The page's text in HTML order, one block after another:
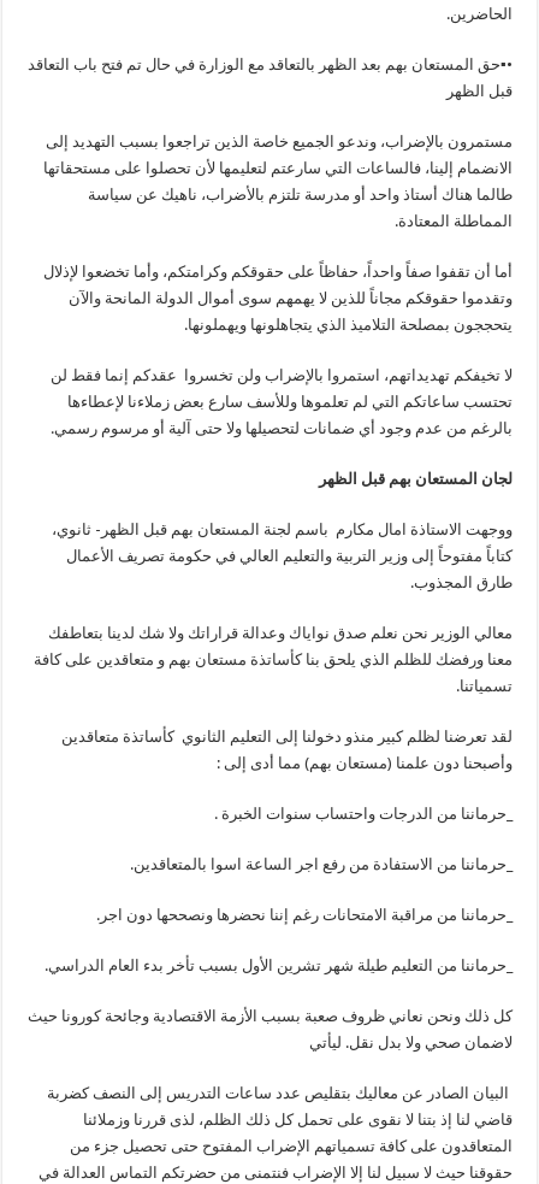
الحاضرين.
•▪حق المستعان بهم بعد الظهر بالتعاقد مع الوزارة في حال تم فتح باب التعاقد
قبل الظهر
مستمرون بالإضراب، وندعو الجميع خاصة الذين تراجعوا بسبب التهديد إلى
الانضمام إلينا، فالساعات التي سارعتم لتعليمها لأن تحصلوا على مستحقاتها
طالما هناك أستاذ واحد أو مدرسة تلتزم بالأضراب، ناهيك عن سياسة
المماطلة المعتادة.
أما أن تقفوا صفاً واحداً، حفاظاً على حقوقكم وكرامتكم، وأما تخضعوا لإذلال
وتقدموا حقوقكم مجاناً للذين لا يهمهم سوى أموال الدولة المانحة والآن
يتحججون بمصلحة التلاميذ الذي يتجاهلونها ويهملونها.
لا تخيفكم تهديداتهم، استمروا بالإضراب ولن تخسروا عقدكم إنما فقط لن
تحتسب ساعاتكم التي لم تعلموها وللأسف سارع بعض زملاءنا لإعطاءها
بالرغم من عدم وجود أي ضمانات لتحصيلها ولا حتى آلية أو مرسوم رسمي.
لجان المستعان بهم قبل الظهر
ووجهت الاستاذة امال مكارم باسم لجنة المستعان بهم قبل الظهر- ثانوي،
كتاباً مفتوحاً إلى وزير التربية والتعليم العالي في حكومة تصريف الأعمال
طارق المجذوب.
معالي الوزير نحن نعلم صدق نواياك وعدالة قراراتك ولا شك لدينا بتعاطفك
معنا ورفضك للظلم الذي يلحق بنا كأساتذة مستعان بهم و متعاقدين على كافة
تسمياتنا.
لقد تعرضنا لظلم كبير منذو دخولنا إلى التعليم الثانوي كأساتذة متعاقدين
وأصبحنا دون علمنا (مستعان بهم) مما أدى إلى :
_حرماننا من الدرجات واحتساب سنوات الخبرة .
_حرماننا من الاستفادة من رفع اجر الساعة اسوا بالمتعاقدين.
_حرماننا من مراقبة الامتحانات رغم إننا نحضرها ونصححها دون اجر.
_حرماننا من التعليم طيلة شهر تشرين الأول بسبب تأخر بدء العام الدراسي.
كل ذلك ونحن نعاني ظروف صعبة بسبب الأزمة الاقتصادية وجائحة كورونا حيث
لاضمان صحي ولا بدل نقل. ليأتي
البيان الصادر عن معاليك بتقليص عدد ساعات التدريس إلى النصف كضربة
قاضي لنا إذ بتنا لا نقوى على تحمل كل ذلك الظلم، لذى قررنا وزملائنا
المتعاقدون على كافة تسمياتهم الإضراب المفتوح حتى تحصيل جزء من
حقوقنا حيث لا سبيل لنا إلا الإضراب فنتمنى من حضرتكم التماس العدالة في